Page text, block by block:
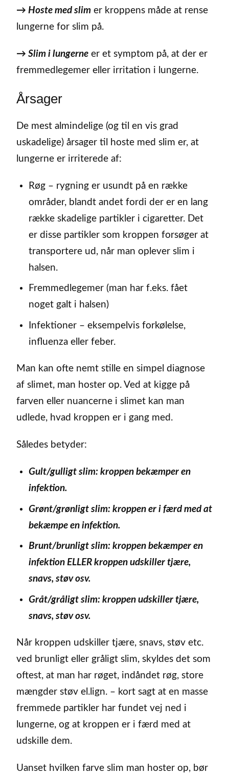
→ Hoste med slim er kroppens måde at rense
lungerne for slim på.
→ Slim i lungerne er et symptom på, at der er
fremmedlegemer eller irritation i lungerne.
Årsager
De mest almindelige (og til en vis grad
uskadelige) årsager til hoste med slim er, at
lungerne er irriterede af:
Røg – rygning er usundt på en række
områder, blandt andet fordi der er en lang
række skadelige partikler i cigaretter. Det
er disse partikler som kroppen forsøger at
transportere ud, når man oplever slim i
halsen.
Fremmedlegemer (man har f.eks. fået
noget galt i halsen)
Infektioner – eksempelvis forkølelse,
influenza eller feber.
Man kan ofte nemt stille en simpel diagnose
af slimet, man hoster op. Ved at kigge på
farven eller nuancerne i slimet kan man
udlede, hvad kroppen er i gang med.
Således betyder:
Gult/gulligt slim: kroppen bekæmper en
infektion.
Grønt/grønligt slim: kroppen er i færd med at
bekæmpe en infektion.
Brunt/brunligt slim: kroppen bekæmper en
infektion ELLER kroppen udskiller tjære,
snavs, støv osv.
Gråt/gråligt slim: kroppen udskiller tjære,
snavs, støv osv.
Når kroppen udskiller tjære, snavs, støv etc.
ved brunligt eller gråligt slim, skyldes det som
oftest, at man har røget, indåndet røg, store
mængder støv el.lign. – kort sagt at en masse
fremmede partikler har fundet vej ned i
lungerne, og at kroppen er i færd med at
udskille dem.
Uanset hvilken farve slim man hoster op, bør